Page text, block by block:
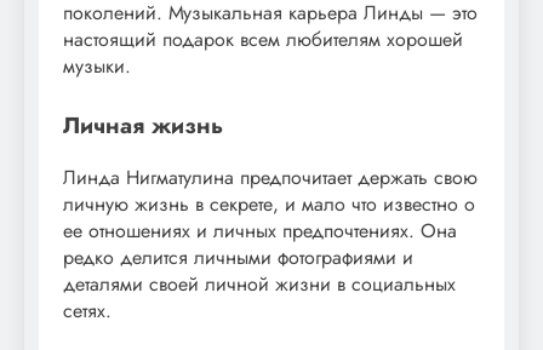
поколений. Музыкальная карьера Линды — это
настоящий подарок всем любителям хорошей
музыки.
Личная жизнь
Линда Нигматулина предпочитает держать свою
личную жизнь в секрете, и мало что известно о
ее отношениях и личных предпочтениях. Она
редко делится личными фотографиями и
деталями своей личной жизни в социальных
сетях.